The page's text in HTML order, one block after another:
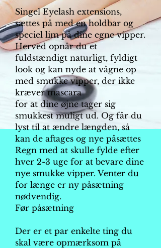
Singel Eyelash extensions,
sættes på med en holdbar og
speciel lim på dine egne vipper.
Herved opnår du et
fuldstændigt naturligt, fyldigt
look og kan nyde at vågne op
med smukke vipper, der ikke
kræver mascara
for at dine øjne tager sig
smukkest muligt ud. Og får du
lyst til at ændre længden, så
kan de aftages og nye påsættes
Regn med at skulle fylde efter
hver 2-3 uge for at bevare dine
nye smukke vipper. Venter du
for længe er ny påsætning
nødvendig.
Før påsætning
Der er et par enkelte ting du
skal være opmærksom på